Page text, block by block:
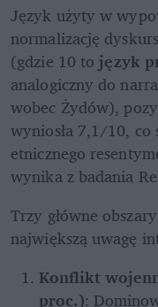
Język użyty w
normalizację
(gdzie 10 to język
analogiczny do
wobec Żydów),
wyniosła 7,1/10,
etnicznego
wynika z badania
Trzy główne
największą uwagę
Konflikt
proc.):